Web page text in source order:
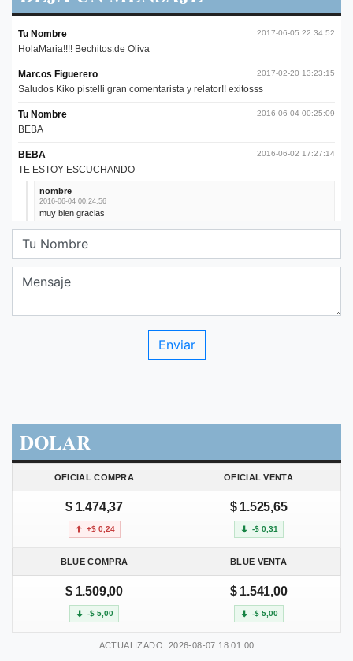
DOLAR
OFICIAL COMPRA OFICIAL VENTA
$ 1.474,37
+$ 0,24
$ 1.525,65
-$ 0,31
BLUE COMPRA BLUE VENTA
$ 1.509,00
-$ 5,00
$ 1.541,00
-$ 5,00
ACTUALIZADO: 2026-08-07 18:01:00